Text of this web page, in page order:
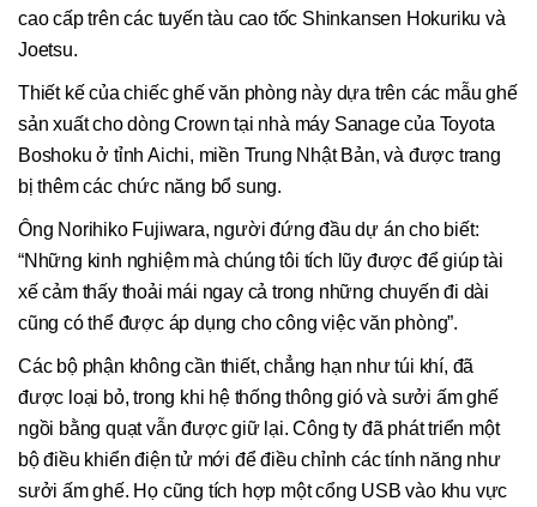
cao cấp trên các tuyến tàu cao tốc Shinkansen Hokuriku và
Joetsu.
Thiết kế của chiếc ghế văn phòng này dựa trên các mẫu ghế
sản xuất cho dòng Crown tại nhà máy Sanage của Toyota
Boshoku ở tỉnh Aichi, miền Trung Nhật Bản, và được trang
bị thêm các chức năng bổ sung.
Ông Norihiko Fujiwara, người đứng đầu dự án cho biết:
“Những kinh nghiệm mà chúng tôi tích lũy được để giúp tài
xế cảm thấy thoải mái ngay cả trong những chuyến đi dài
cũng có thể được áp dụng cho công việc văn phòng”.
Các bộ phận không cần thiết, chẳng hạn như túi khí, đã
được loại bỏ, trong khi hệ thống thông gió và sưởi ấm ghế
ngồi bằng quạt vẫn được giữ lại. Công ty đã phát triển một
bộ điều khiển điện tử mới để điều chỉnh các tính năng như
sưởi ấm ghế. Họ cũng tích hợp một cổng USB vào khu vực